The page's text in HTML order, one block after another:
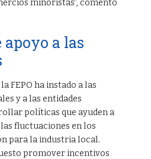
minoristas”, comentó
a las
FEPO ha instado a las
y a las entidades
políticas que ayuden a
fluctuaciones en los
para la industria local.
promover incentivos